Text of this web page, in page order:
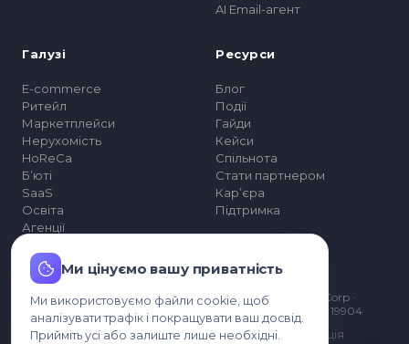
AI Email-агент
Галузі
E-commerce
Ритейл
Маркетплейси
Нерухомість
HoReCa
Бʼюті
SaaS
Освіта
Агенції
Ресурси
Блог
Події
Гайди
Кейси
Спільнота
Стати партнером
Карʼєра
Підтримка
Компанія
Тарифи
Enterprise
© 2026 MyChatBot Corp ·
Delaware · Dover, DE 19904
Правова інформація
Погоджуюсь, що мої дані можуть
Ми цінуємо вашу приватність
Ми використовуємо файли cookie, щоб
аналізувати трафік і покращувати ваш досвід.
Прийміть усі або залиште лише необхідні.